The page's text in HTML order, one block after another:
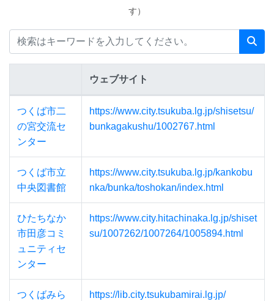
す）
ウェブサイト
つくば市二
の宮交流セ
ンター
https://www.city.tsukuba.lg.jp/shisetsu/
bunkagakushu/1002767.html
つくば市立
中央図書館
https://www.city.tsukuba.lg.jp/kankobu
nka/bunka/toshokan/index.html
ひたちなか
市田彦コミ
ュニティセ
ンター
https://www.city.hitachinaka.lg.jp/shiset
su/1007262/1007264/1005894.html
つくばみら
https://lib.city.tsukubamirai.lg.jp/